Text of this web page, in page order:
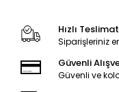
Hızlı Teslimat
Siparişleriniz
Güvenli
Güvenli ve